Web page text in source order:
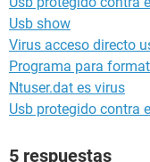
Usb show
Virus acceso directo
Programa para
Ntuser.dat es virus
Usb protegido contra
5 respuestas